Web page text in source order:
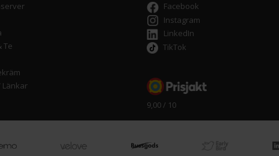
Te
Länkar
Facebook
Instagram
LinkedIn
TikTok
9,00 / 10